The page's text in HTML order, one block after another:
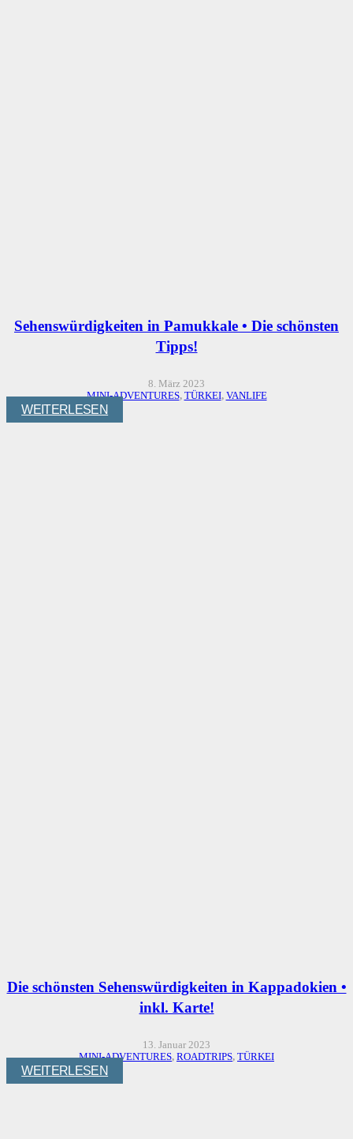
Sehenswürdigkeiten in Pamukkale • Die schönsten
Tipps!
8. März 2023
MINI-ADVENTURES, TÜRKEI, VANLIFE
WEITERLESEN
Die schönsten Sehenswürdigkeiten in Kappadokien •
inkl. Karte!
13. Januar 2023
MINI-ADVENTURES, ROADTRIPS, TÜRKEI
WEITERLESEN